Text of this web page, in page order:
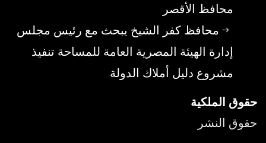
محافظ الأقصر
محافظ كفر الشيخ يبحث مع رئيس مجلس
إدارة الهيئة المصرية العامة للمساحة تنفيذ
مشروع دليل أملاك الدولة
حقوق الملكية
حقوق النشر